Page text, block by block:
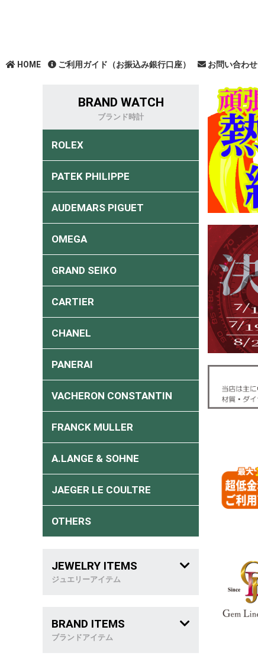
HOME ご利用ガイド（お振込み銀行口座） お問い合わせ
BRAND WATCH
ブランド時計
ROLEX
PATEK PHILIPPE
AUDEMARS PIGUET
OMEGA
GRAND SEIKO
CARTIER
CHANEL
PANERAI
VACHERON CONSTANTIN
FRANCK MULLER
A.LANGE & SOHNE
JAEGER LE COULTRE
OTHERS
JEWELRY ITEMS
ジュエリーアイテム
喜 平
BRAND ITEMS
ブランドアイテム